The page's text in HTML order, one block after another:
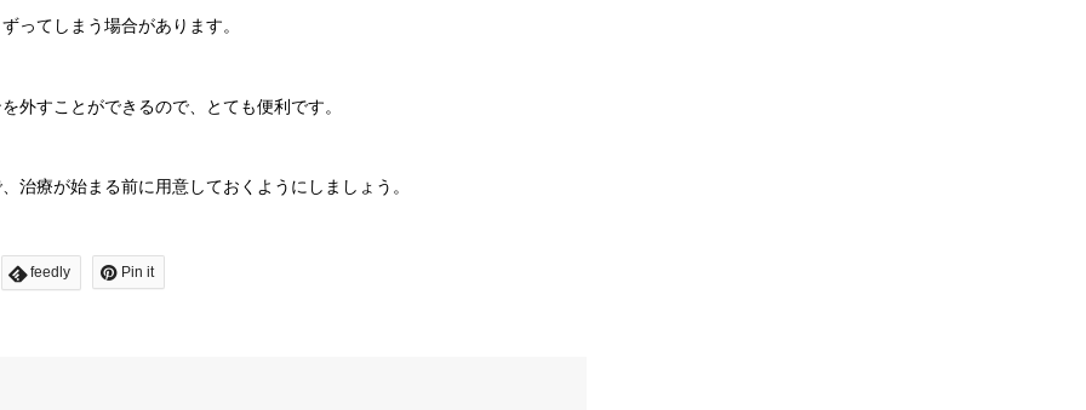
ってしまう場合があります。
外すことができるので、とても便利です。
治療が始まる前に用意しておくようにしましょう。
feedly Pin it